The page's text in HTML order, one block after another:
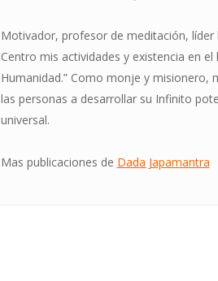
Motivador, profesor de meditación,
Centro mis actividades y existencia en
Humanidad.” Como monje y misionero,
las personas a desarrollar su Infinito
universal.
Mas publicaciones de Dada Japamantra